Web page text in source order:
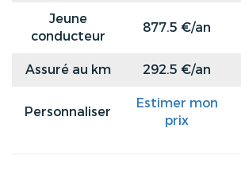
Jeune
conducteur
877.5 €/an
Assuré au km 292.5 €/an
Personnaliser
Estimer mon
prix